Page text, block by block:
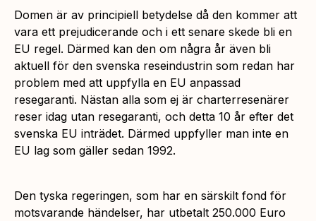
Domen är av principiell betydelse då den kommer att
vara ett prejudicerande och i ett senare skede bli en
EU regel. Därmed kan den om några år även bli
aktuell för den svenska reseindustrin som redan har
problem med att uppfylla en EU anpassad
resegaranti. Nästan alla som ej är charterresenärer
reser idag utan resegaranti, och detta 10 år efter det
svenska EU inträdet. Därmed uppfyller man inte en
EU lag som gäller sedan 1992.
Den tyska regeringen, som har en särskilt fond för
motsvarande händelser, har utbetalt 250.000 Euro